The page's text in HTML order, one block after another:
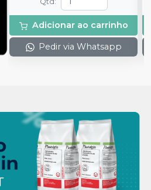
Adicionar ao carrinho
Pedir via Whatsapp